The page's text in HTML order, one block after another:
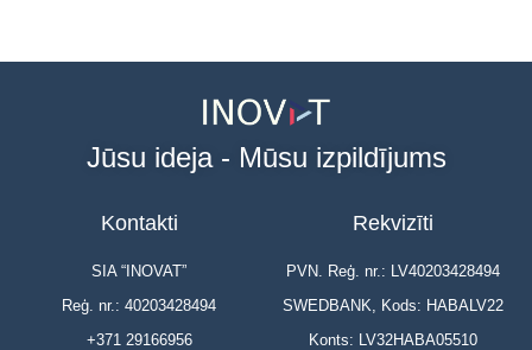
Jūsu ideja - Mūsu izpildījums
Kontakti
SIA “INOVAT”
Reģ. nr.: 40203428494
+371 29166956
Rekvizīti
PVN. Reģ. nr.: LV40203428494
SWEDBANK, Kods: HABALV22
Konts: LV32HABA05510